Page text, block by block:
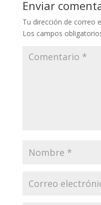
Enviar
Tu dirección de correo
Los campos